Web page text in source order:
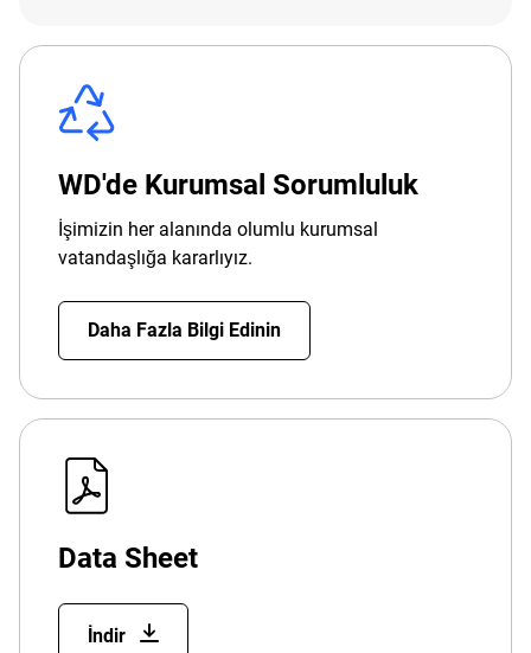
WD'de Kurumsal Sorumluluk
İşimizin her alanında olumlu kurumsal
vatandaşlığa kararlıyız.
Daha Fazla Bilgi Edinin
Data Sheet
İndir